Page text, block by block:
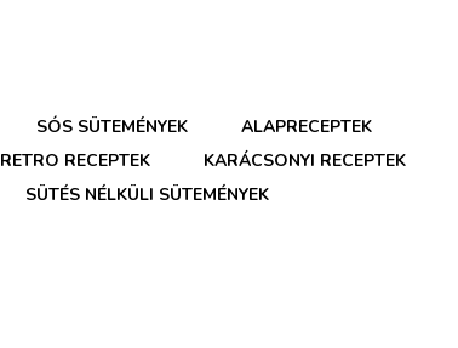
SÓS SÜTEMÉNYEK
ALAPRECEPTEK
RETRO RECEPTEK
KARÁCSONYI RECEPTEK
SÜTÉS NÉLKÜLI SÜTEMÉNYEK